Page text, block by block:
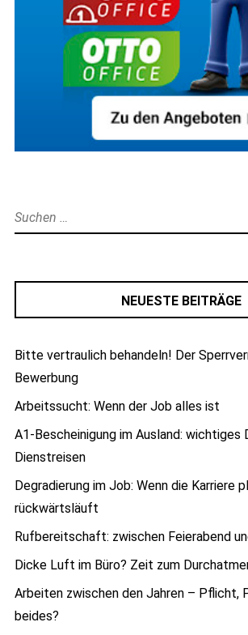
Suche
nach:
NEUESTE BEITRÄGE
Bitte vertraulich behandeln! Der
Bewerbung
Arbeitssucht: Wenn der Job alles ist
A1-Bescheinigung im Ausland: wichtiges
Dienstreisen
Degradierung im Job: Wenn die Karriere
rückwärtsläuft
Rufbereitschaft: zwischen Feierabend
Dicke Luft im Büro? Zeit zum
Arbeiten zwischen den Jahren – Pflicht,
beides?